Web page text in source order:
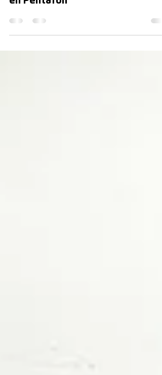
en Pentafon